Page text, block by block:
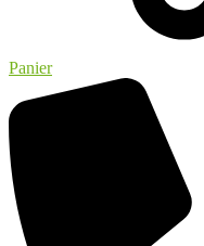
Panier